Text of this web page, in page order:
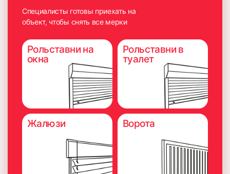
Специалисты готовы приехать на
объект, чтобы снять все мерки
Рольставни на
окна
Рольставни в
туалет
Жалюзи Ворота